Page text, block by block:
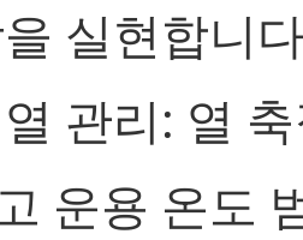
실현합니
관리: 열
운용 온도